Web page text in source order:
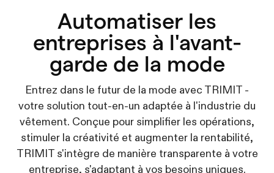
Automatiser les
entreprises à l'avant-
garde de la mode
Entrez dans le futur de la mode avec TRIMIT -
votre solution tout-en-un adaptée à l'industrie du
vêtement. Conçue pour simplifier les opérations,
stimuler la créativité et augmenter la rentabilité,
TRIMIT s'intègre de manière transparente à votre
entreprise, s'adaptant à vos besoins uniques.